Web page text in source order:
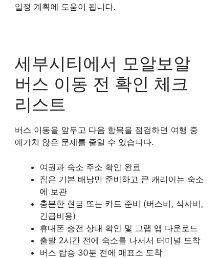
일정 계획에 도움이 됩니다.
세부시티에서 모알보알
버스 이동 전 확인 체크
리스트
버스 이동을 앞두고 다음 항목을 점검하면 여행 중
예기치 않은 문제를 줄일 수 있습니다.
여권과 숙소 주소 확인 완료
짐은 기본 배낭만 준비하고 큰 캐리어는 숙소
에 보관
충분한 현금 또는 카드 준비 (버스비, 식사비,
긴급비용)
휴대폰 충전 상태 확인 및 그랩 앱 다운로드
출발 2시간 전에 숙소를 나서서 터미널 도착
버스 탑승 30분 전에 매표소 도착